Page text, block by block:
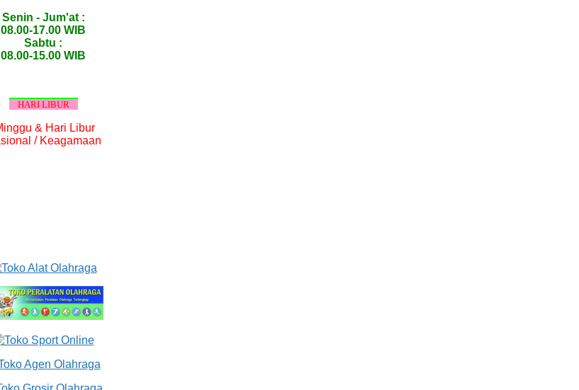
Senin - Jum'at :
08.00-17.00 WIB
Sabtu :
08.00-15.00 WIB
HARI LIBUR
& Hari Libur
/ Keagamaan